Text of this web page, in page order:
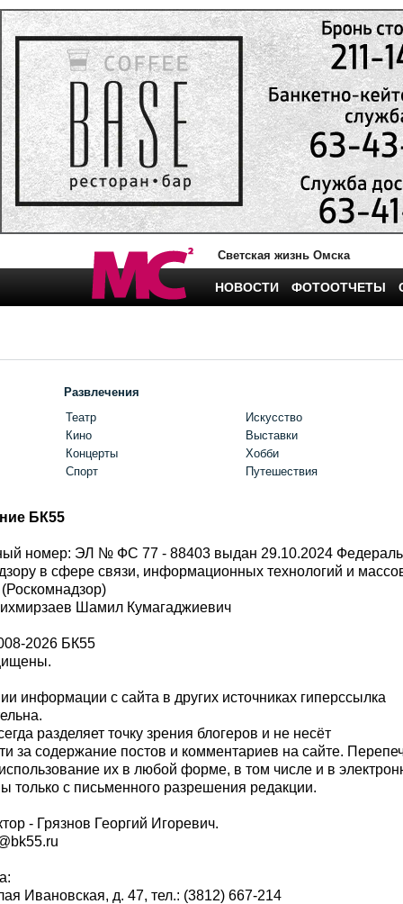
Светская жизнь Омска
НОВОСТИ ФОТООТЧЕТЫ
Развлечения
Театр
Кино
Концерты
Спорт
Искусство
Выставки
Хобби
Путешествия
БК55
номер: ЭЛ № ФС 77 - 88403 выдан 29.10.2024
в сфере связи, информационных технологий и
Шамил Кумагаджиевич
2026 БК55
информации с сайта в других источниках гиперссылка
разделяет точку зрения блогеров и не несёт
за содержание постов и комментариев на сайте.
их в любой форме, в том числе и в
с письменного разрешения редакции.
- Грязнов Георгий Игоревич.
Ивановская, д. 47, тел.: (3812) 667-214